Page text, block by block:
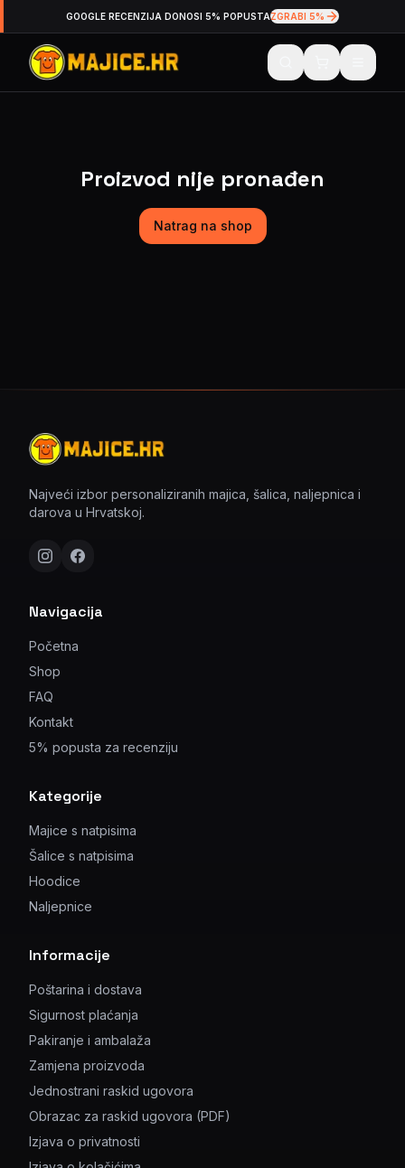
GOOGLE RECENZIJA DONOSI 5% POPUSTAZGRABI 5%
Proizvod nije pronađen
Natrag na shop
Najveći izbor personaliziranih majica, šalica, naljepnica i
darova u Hrvatskoj.
Navigacija
Početna
Shop
FAQ
Kontakt
5% popusta za recenziju
Kategorije
Majice s natpisima
Šalice s natpisima
Hoodice
Naljepnice
Informacije
Poštarina i dostava
Sigurnost plaćanja
Pakiranje i ambalaža
Zamjena proizvoda
Jednostrani raskid ugovora
Obrazac za raskid ugovora (PDF)
Izjava o privatnosti